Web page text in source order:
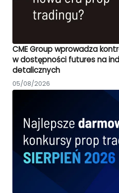
CME Group wprowadza
w dostępności futures na
detalicznych
05/08/2026